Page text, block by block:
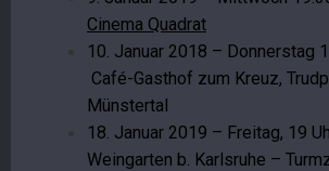
Cinema Quadrat
10. Januar 2018 – Donnerstag
Café-Gasthof zum Kreuz,
Münstertal
18. Januar 2019 – Freitag, 19
Weingarten b. Karlsruhe –